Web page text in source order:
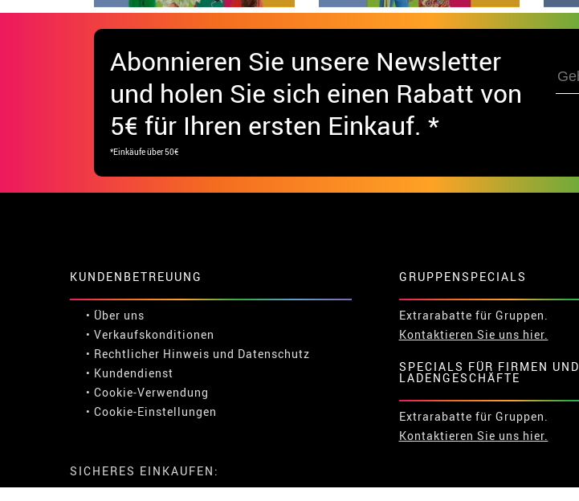
Abonnieren Sie unsere Newsletter
und holen Sie sich einen Rabatt von
5€ für Ihren ersten Einkauf. *
*Einkäufe über 50€
KUNDENBETREUUNG
• Über uns
• Verkaufskonditionen
• Rechtlicher Hinweis und Datenschutz
• Kundendienst
• Cookie-Verwendung
• Cookie-Einstellungen
GRUPPENSPECIALS
Extrarabatte für Gruppen.
Kontaktieren Sie uns hier.
SPECIALS FÜR FIRMEN UND
LADENGESCHÄFTE
Extrarabatte für Gruppen.
Kontaktieren Sie uns hier.
SICHERES EINKAUFEN: